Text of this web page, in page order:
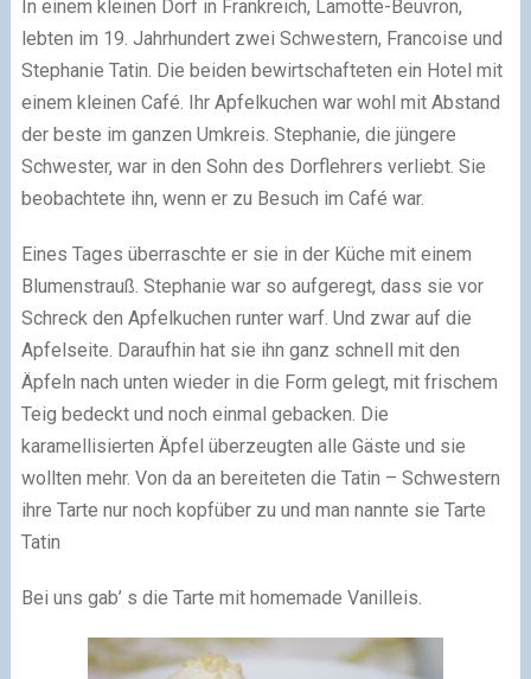
In einem kleinen Dorf in Frankreich, Lamotte-Beuvron,
lebten im 19. Jahrhundert zwei Schwestern, Francoise und
Stephanie Tatin. Die beiden bewirtschafteten ein Hotel mit
einem kleinen Café. Ihr Apfelkuchen war wohl mit Abstand
der beste im ganzen Umkreis. Stephanie, die jüngere
Schwester, war in den Sohn des Dorflehrers verliebt. Sie
beobachtete ihn, wenn er zu Besuch im Café war.
Eines Tages überraschte er sie in der Küche mit einem
Blumenstrauß. Stephanie war so aufgeregt, dass sie vor
Schreck den Apfelkuchen runter warf. Und zwar auf die
Apfelseite. Daraufhin hat sie ihn ganz schnell mit den
Äpfeln nach unten wieder in die Form gelegt, mit frischem
Teig bedeckt und noch einmal gebacken. Die
karamellisierten Äpfel überzeugten alle Gäste und sie
wollten mehr. Von da an bereiteten die Tatin – Schwestern
ihre Tarte nur noch kopfüber zu und man nannte sie Tarte
Tatin
Bei uns gab’ s die Tarte mit homemade Vanilleis.